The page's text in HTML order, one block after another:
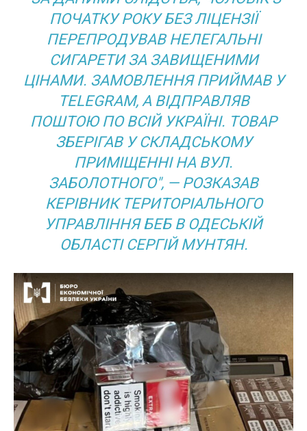
ПОЧАТКУ РОКУ БЕЗ ЛІЦЕНЗІЇ
ПЕРЕПРОДУВАВ НЕЛЕГАЛЬНІ
СИГАРЕТИ ЗА ЗАВИЩЕНИМИ
ЦІНАМИ. ЗАМОВЛЕННЯ ПРИЙМАВ У
TELEGRAM, А ВІДПРАВЛЯВ
ПОШТОЮ ПО ВСІЙ УКРАЇНІ. ТОВАР
ЗБЕРІГАВ У СКЛАДСЬКОМУ
ПРИМІЩЕННІ НА ВУЛ.
ЗАБОЛОТНОГО", — РОЗКАЗАВ
КЕРІВНИК ТЕРИТОРІАЛЬНОГО
УПРАВЛІННЯ БЕБ В ОДЕСЬКІЙ
ОБЛАСТІ СЕРГІЙ МУНТЯН.